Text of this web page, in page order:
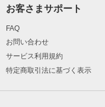
お客さまサポート
FAQ
お問い合わせ
サービス利用規約
特定商取引法に基づく表示